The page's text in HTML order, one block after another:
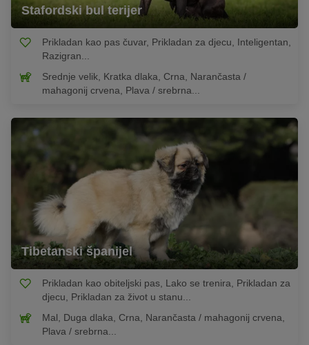
Stafordski bul terijer
Prikladan kao pas čuvar, Prikladan za djecu, Inteligentan,
Razigran...
Srednje velik, Kratka dlaka, Crna, Narančasta /
mahagonij crvena, Plava / srebrna...
Tibetanski španijel
Prikladan kao obiteljski pas, Lako se trenira, Prikladan za
djecu, Prikladan za život u stanu...
Mal, Duga dlaka, Crna, Narančasta / mahagonij crvena,
Plava / srebrna...